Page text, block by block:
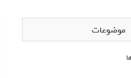
موضوعات